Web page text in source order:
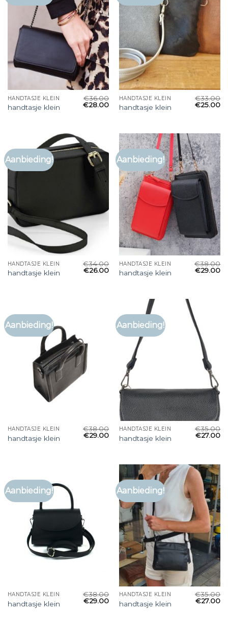
HANDTASJE KLEIN
handtasje klein
€36.00
€28.00
HANDTASJE KLEIN
handtasje klein
€33.00
€25.00
Aanbieding!
HANDTASJE KLEIN
handtasje klein
€34.00
€26.00
Aanbieding!
HANDTASJE KLEIN
handtasje klein
€38.00
€29.00
Aanbieding!
HANDTASJE KLEIN
handtasje klein
€38.00
€29.00
Aanbieding!
HANDTASJE KLEIN
handtasje klein
€35.00
€27.00
Aanbieding!
HANDTASJE KLEIN
handtasje klein
€38.00
€29.00
Aanbieding!
HANDTASJE KLEIN
handtasje klein
€35.00
€27.00